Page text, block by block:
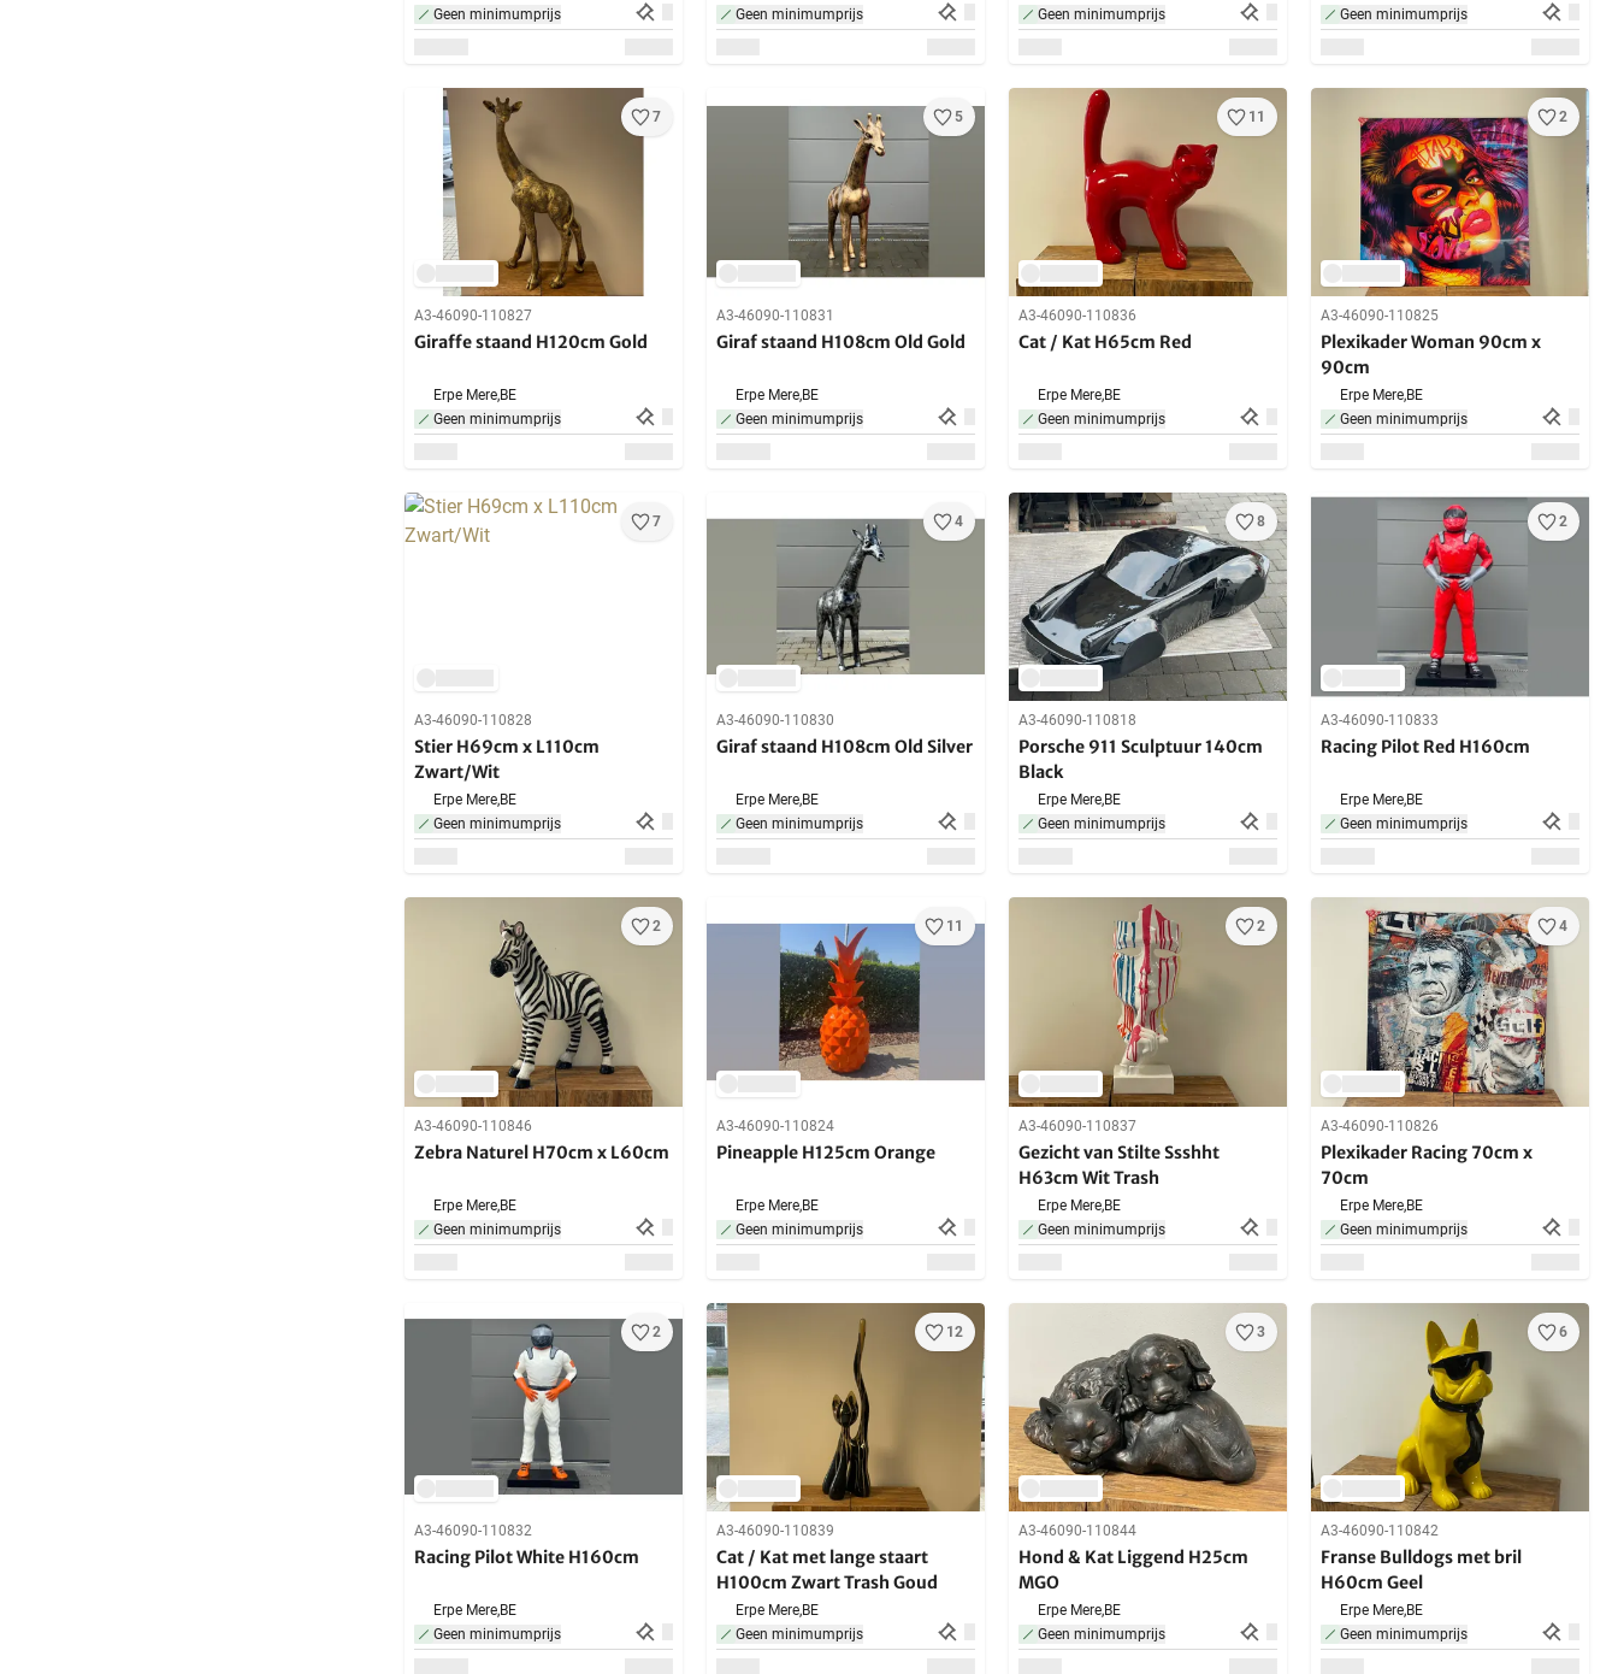
Geen minimumprijs
Geen minimumprijs
Geen minimumprijs
Geen minimumprijs
7
A3-46090-110827
Giraffe staand H120cm Gold
Erpe Mere,BE
Geen minimumprijs
5
A3-46090-110831
Giraf staand H108cm Old Gold
Erpe Mere,BE
Geen minimumprijs
11
A3-46090-110836
Cat / Kat H65cm Red
Erpe Mere,BE
Geen minimumprijs
2
A3-46090-110825
Plexikader Woman 90cm x
90cm
Erpe Mere,BE
Geen minimumprijs
7
A3-46090-110828
Stier H69cm x L110cm
Zwart/Wit
Erpe Mere,BE
Geen minimumprijs
4
A3-46090-110830
Giraf staand H108cm Old Silver
Erpe Mere,BE
Geen minimumprijs
8
A3-46090-110818
Porsche 911 Sculptuur 140cm
Black
Erpe Mere,BE
Geen minimumprijs
2
A3-46090-110833
Racing Pilot Red H160cm
Erpe Mere,BE
Geen minimumprijs
2
A3-46090-110846
Zebra Naturel H70cm x L60cm
Erpe Mere,BE
Geen minimumprijs
11
A3-46090-110824
Pineapple H125cm Orange
Erpe Mere,BE
Geen minimumprijs
2
A3-46090-110837
Gezicht van Stilte Ssshht
H63cm Wit Trash
Erpe Mere,BE
Geen minimumprijs
4
A3-46090-110826
Plexikader Racing 70cm x
70cm
Erpe Mere,BE
Geen minimumprijs
2
A3-46090-110832
Racing Pilot White H160cm
Erpe Mere,BE
Geen minimumprijs
12
A3-46090-110839
Cat / Kat met lange staart
H100cm Zwart Trash Goud
Erpe Mere,BE
Geen minimumprijs
3
A3-46090-110844
Hond & Kat Liggend H25cm
MGO
Erpe Mere,BE
Geen minimumprijs
6
A3-46090-110842
Franse Bulldogs met bril
H60cm Geel
Erpe Mere,BE
Geen minimumprijs